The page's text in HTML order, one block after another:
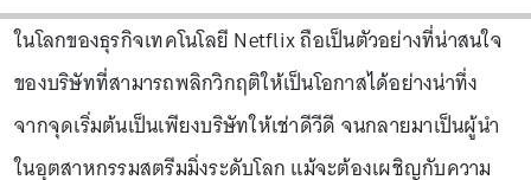
ในโลกของธุรกิจเทคโนโลยี Netflix ถือเป็นตัวอย่างที่น่าสนใจ
ของบริษัทที่สามารถพลิกวิกฤติให้เป็นโอกาสได้อย่างน่าทึ่ง
จากจุดเริ่มต้นเป็นเพียงบริษัทให้เช่าดีวีดี จนกลายมาเป็นผู้นำ
ในอุตสาหกรรมสตรีมมิ่งระดับโลก แม้จะต้องเผชิญกับความ